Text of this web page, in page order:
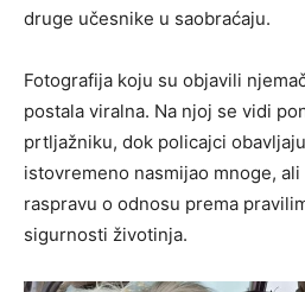
druge učesnike u saobraćaju.
Fotografija koju su objavili
postala viralna. Na njoj se vidi
prtljažniku, dok policajci
istovremeno nasmijao mnoge,
raspravu o odnosu prema
sigurnosti životinja.